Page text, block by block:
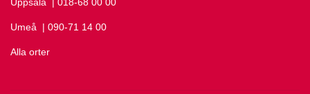
Umeå Ring Umeå på
| 090-71 14 00
Alla orter